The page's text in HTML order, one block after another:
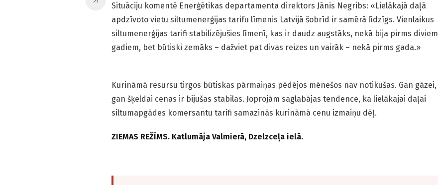
Situāciju komentē Enerģētikas departamenta direktors Jānis Negribs: «Lielākajā daļā
apdzīvoto vietu siltumenerģijas tarifu līmenis Latvijā šobrīd ir samērā līdzīgs. Vienlaikus
siltumenerģijas tarifi stabilizējušies līmenī, kas ir daudz augstāks, nekā bija pirms diviem
gadiem, bet būtiski zemāks – daž­viet pat divas reizes un vairāk – nekā pirms gada.»
Kurināmā resursu tirgos būtiskas pārmaiņas pēdējos mēnešos nav notikušas. Gan gāzei,
gan šķeldai cenas ir bijušas stabilas. Joprojām saglabājas tendence, ka lielākajai daļai
siltumapgādes komersantu tarifi samazinās kurināmā cenu izmaiņu dēļ.
ZIEMAS REŽĪMS. Katlumāja Valmierā, Dzelzceļa ielā.